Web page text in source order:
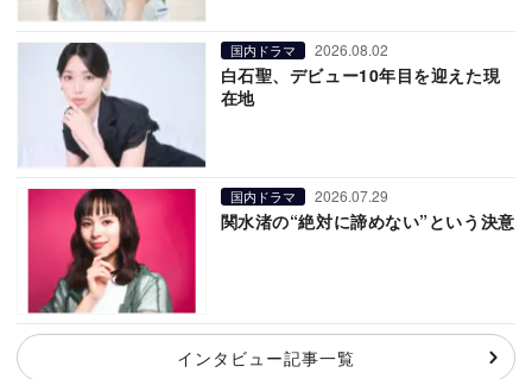
国内ドラマ 2026.08.02
白石聖、デビュー10年目を迎えた現
在地
国内ドラマ 2026.07.29
関水渚の“絶対に諦めない”という決意
インタビュー記事一覧